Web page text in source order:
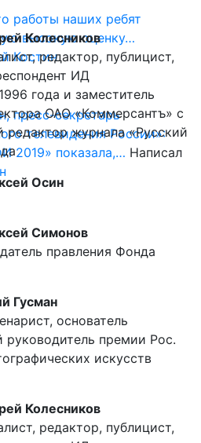
работы наших ребят
высокую оценку…
Костин
пресс-секретарь
телевидения России»:
2019» показала,… Написал
Колесников
редактор, публицист,
ИД
года и заместитель
ОАО «Коммерсантъ» с
редактор журнала «Русский
Осин
Симонов
правления Фонда
Гусман
основатель
руководитель премии Рос.
искусств
Колесников
редактор, публицист,